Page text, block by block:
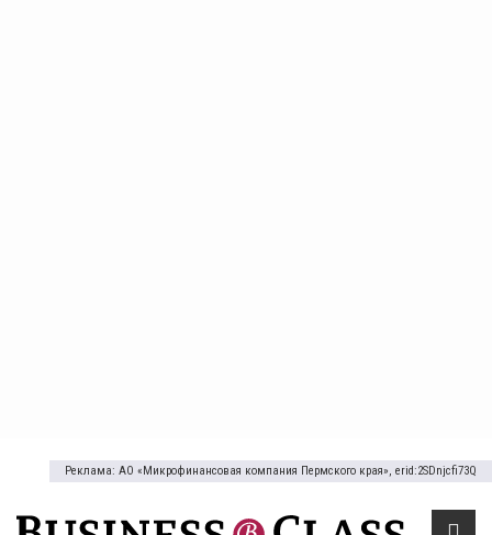
Реклама: АО «Микрофинансовая компания Пермского края», erid:2SDnjcfi73Q